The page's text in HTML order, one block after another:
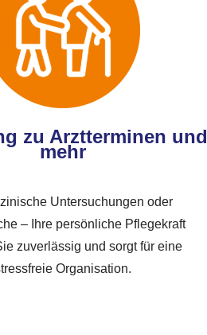
zu Arztterminen und
mehr
Untersuchungen oder
– Ihre persönliche Pflegekraft
zuverlässig und sorgt für eine
Organisation.